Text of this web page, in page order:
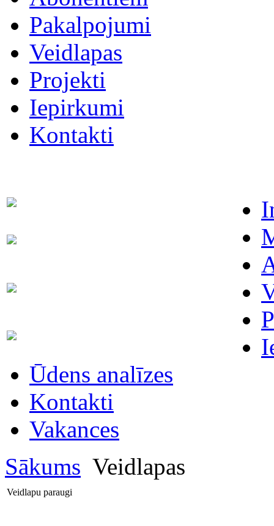
Pakalpojumi
Veidlapas
Projekti
Iepirkumi
Kontakti
63021091
63022886
63007698
Ūdens analīzes
Kontakti
Vakances
Sākums Veidlapas
Veidlapu paraugi